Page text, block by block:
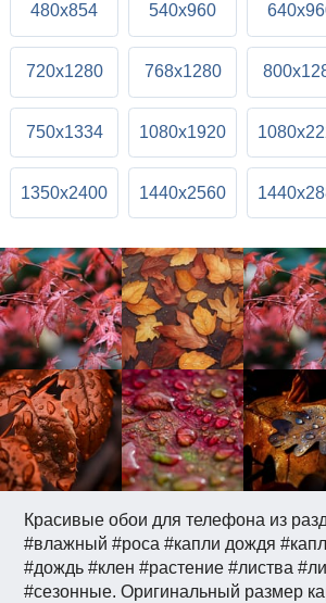
Красивые обои для телефона из
#влажный #роса #капли дождя
#дождь #клен #растение #листва
#сезонные. Оригинальный размер
480x854 540x960
720x1280 768x1280
750x1334 1080x1920
1350x2400 1440x2560